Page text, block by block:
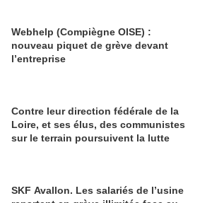
Webhelp (Compiègne OISE) :
nouveau piquet de grève devant
l’entreprise
Contre leur direction fédérale de la
Loire, et ses élus, des communistes
sur le terrain poursuivent la lutte
SKF Avallon. Les salariés de l’usine